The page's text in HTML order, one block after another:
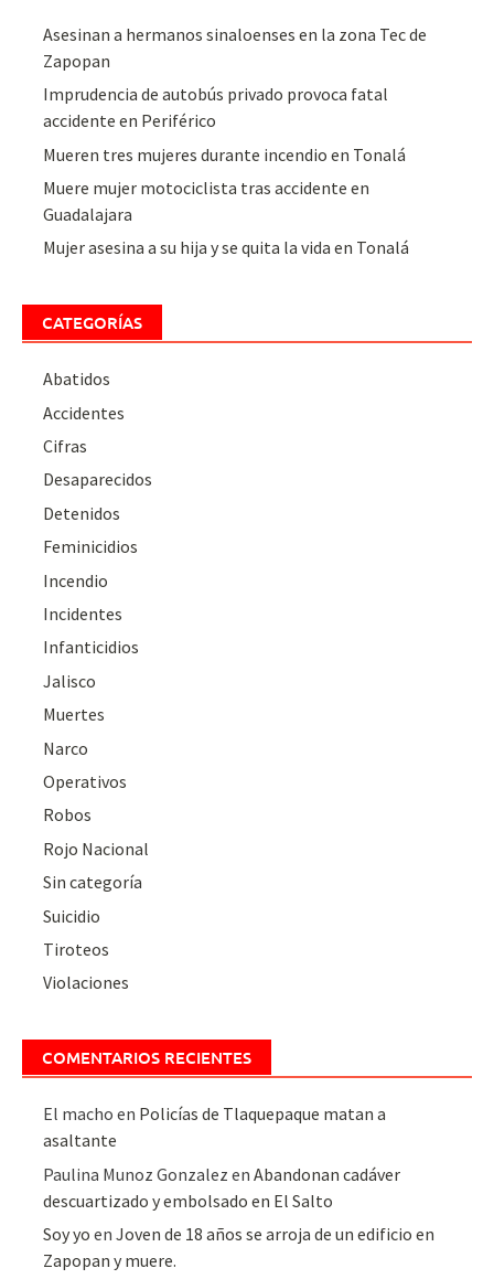
Asesinan a hermanos sinaloenses en la zona Tec de
Zapopan
Imprudencia de autobús privado provoca fatal
accidente en Periférico
Mueren tres mujeres durante incendio en Tonalá
Muere mujer motociclista tras accidente en
Guadalajara
Mujer asesina a su hija y se quita la vida en Tonalá
CATEGORÍAS
Abatidos
Accidentes
Cifras
Desaparecidos
Detenidos
Feminicidios
Incendio
Incidentes
Infanticidios
Jalisco
Muertes
Narco
Operativos
Robos
Rojo Nacional
Sin categoría
Suicidio
Tiroteos
Violaciones
COMENTARIOS RECIENTES
El macho en Policías de Tlaquepaque matan a
asaltante
Paulina Munoz Gonzalez enAbandonan cadáver
descuartizado y embolsado en El Salto
Soy yo enJoven de 18 años se arroja de un edificio en
Zapopan y muere.